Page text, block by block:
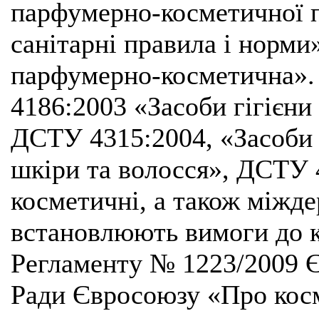
парфумерно-косметичної
санітарні правила і
парфумерно-
4186:2003 «Засоби
ДСТУ 4315:2004, «Засоби
шкіри та волосся», ДСТУ
косметичні, а також
встановлюють вимоги до
Регламенту № 1223/2009
Ради Євросоюзу «Про